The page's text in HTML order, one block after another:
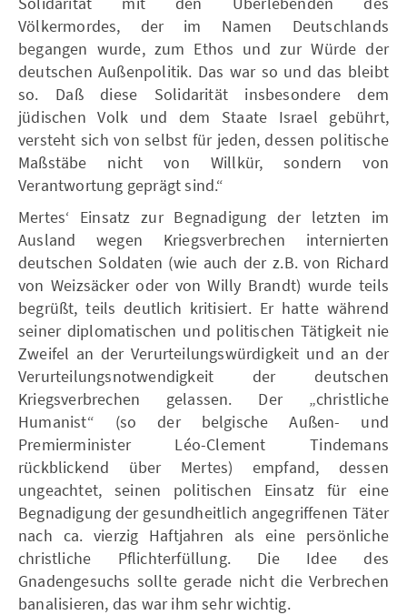
Völkermordes, der im Namen Deutschlands
begangen wurde, zum Ethos und zur Würde der
deutschen Außenpolitik. Das war so und das bleibt
so. Daß diese Solidarität insbesondere dem
jüdischen Volk und dem Staate Israel gebührt,
versteht sich von selbst für jeden, dessen politische
Maßstäbe nicht von Willkür, sondern von
Verantwortung geprägt sind.“
Mertes‘ Einsatz zur Begnadigung der letzten im
Ausland wegen Kriegsverbrechen internierten
deutschen Soldaten (wie auch der z.B. von Richard
von Weizsäcker oder von Willy Brandt) wurde teils
begrüßt, teils deutlich kritisiert. Er hatte während
seiner diplomatischen und politischen Tätigkeit nie
Zweifel an der Verurteilungswürdigkeit und an der
Verurteilungsnotwendigkeit der deutschen
Kriegsverbrechen gelassen. Der „christliche
Humanist“ (so der belgische Außen- und
Premierminister Léo-Clement Tindemans
rückblickend über Mertes) empfand, dessen
ungeachtet, seinen politischen Einsatz für eine
Begnadigung der gesundheitlich angegriffenen Täter
nach ca. vierzig Haftjahren als eine persönliche
christliche Pflichterfüllung. Die Idee des
Gnadengesuchs sollte gerade nicht die Verbrechen
banalisieren, das war ihm sehr wichtig.